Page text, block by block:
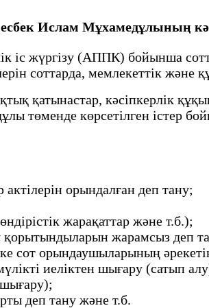
Ислам Мұхамедұлының
іс жүргізу (АППК) бойынша
соттарда, мемлекеттік және
қатынастар, кәсіпкерлік
төменде көрсетілген істер
орындалған деп тану;
жарақаттар және т.б.);
жарамсыз деп
сот орындаушыларының
иеліктен шығару (сатып
деп тану және т.б.